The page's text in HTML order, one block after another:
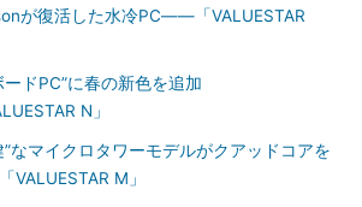
が復活した水冷PC――「VALUESTAR
ードPC”に春の新色を追加
N」
”なマイクロタワーモデルがクアッドコアを
M」